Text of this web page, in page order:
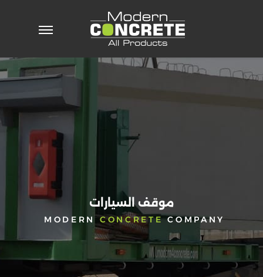
الرئيسية
من
الجودة
الأحداث
والأخبار
منتجاتنا
موقف السيارات
MODERNCONCRETECOMPANY